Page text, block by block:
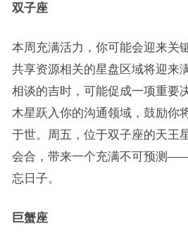
双子座
本周充满活力，你可能会迎来关
共享资源相关的星盘区域将迎来
相谈的吉时，可能促成一项重要
木星跃入你的沟通领域，鼓励你
于世。周五，位于双子座的天王
会合，带来一个充满不可预测
忘日子。
巨蟹座